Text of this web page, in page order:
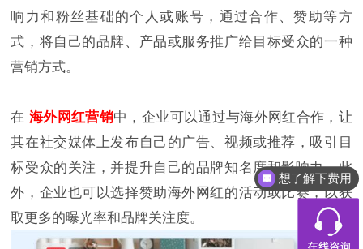
响力和粉丝基础的个人或账号，通过合作、赞助等方
式，将自己的品牌、产品或服务推广给目标受众的一种
营销方式。
在海外网红营销中，企业可以通过与海外网红合作，让
其在社交媒体上发布自己的广告、视频或推荐，吸引目
标受众的关注，并提升自己的品牌知名度和影响力。此
外，企业也可以选择赞助海外网红的活动或比赛，以获
取更多的曝光率和品牌关注度。
想了解下费用
都有什么服务